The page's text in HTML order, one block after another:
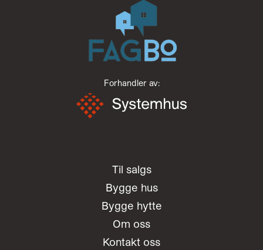
Forhandler av:
Til salgs
Bygge hus
Bygge hytte
Om oss
Kontakt oss